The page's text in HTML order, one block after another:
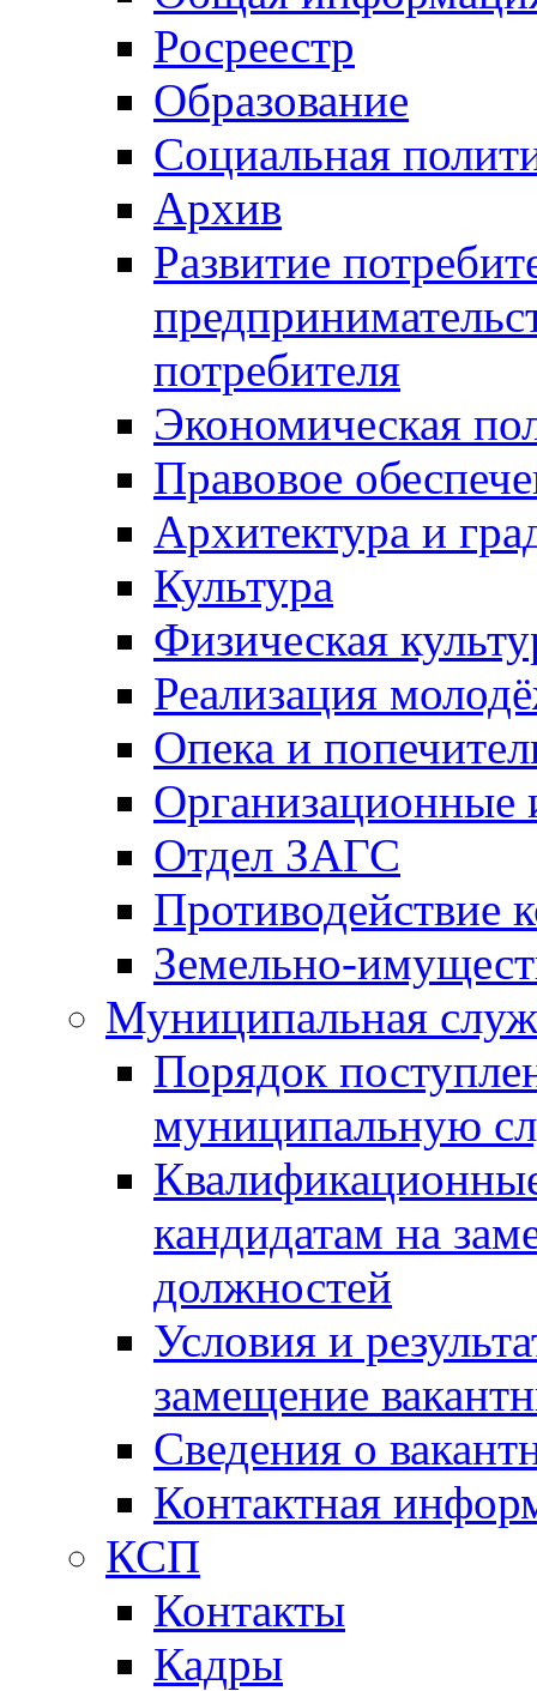
Росреестр
Образование
Социальная
Архив
Развитие
потребителя
Экономическая
Правовое
Архитектура и
Культура
Физическая
Реализация
Опека и
Отдел ЗАГС
Противодействие
Земельно-
Муниципальная
Порядок
муниципальную
кандидатам на
должностей
Условия и
замещение
Сведения о
Контактная
КСП
Контакты
Кадры